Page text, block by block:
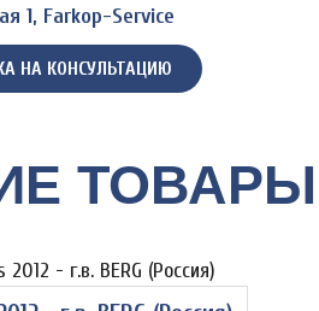
1, Farkop-Service
НА КОНСУЛЬТАЦИЮ
ТОВАРЫ